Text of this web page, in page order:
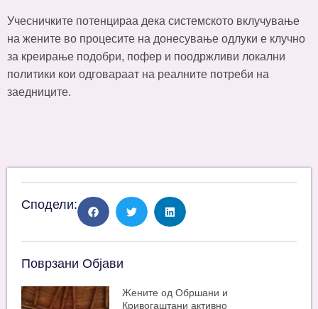
Учесничките потенцираа дека системското вклучување
на жените во процесите на донесување одлуки е клучно
за креирање подобри, пофер и поодржливи локални
политики кои одговараат на реалните потреби на
заедниците.
Сподели:
Поврзани Објави
Жените од Обршани и
Кривогаштани активно